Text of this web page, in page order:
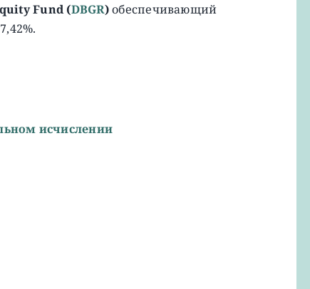
Fund (DBGR)обеспечивающий
исчислении